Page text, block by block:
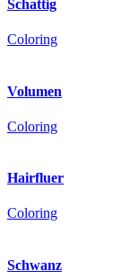
Schattig
Coloring
Volumen
Coloring
Hairfluer
Coloring
Schwanz